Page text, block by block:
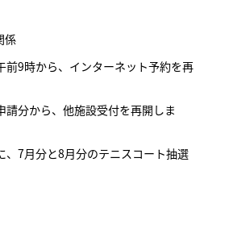
係
前9時から、インターネット予約を再
請分から、他施設受付を再開しま
、7月分と8月分のテニスコート抽選